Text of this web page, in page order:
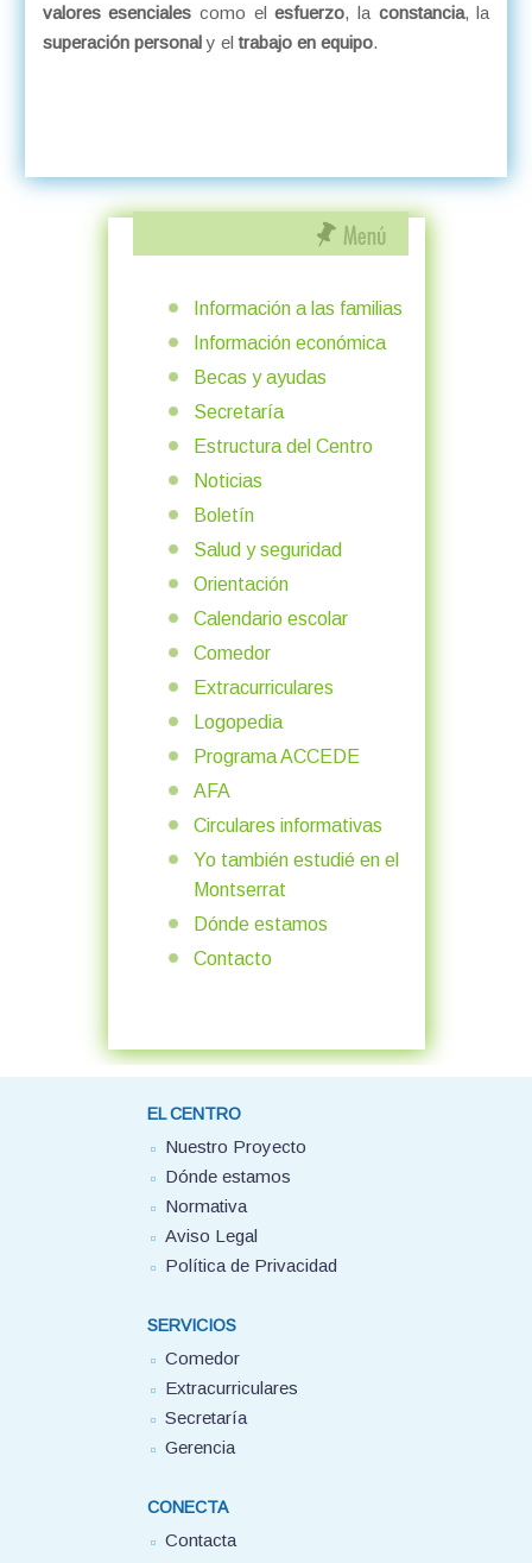
valores esenciales como elesfuerzo, la constancia, la
superación personaly eltrabajo en equipo.
Información a las familias
Información económica
Becas y ayudas
Secretaría
Estructura del Centro
Noticias
Boletín
Salud y seguridad
Orientación
Calendario escolar
Comedor
Extracurriculares
Logopedia
Programa ACCEDE
AFA
Circulares informativas
Yo también estudié en el
Montserrat
Dónde estamos
Contacto
EL CENTRO
Nuestro Proyecto
Dónde estamos
Normativa
Aviso Legal
Política de Privacidad
SERVICIOS
Comedor
Extracurriculares
Secretaría
Gerencia
CONECTA
Contacta